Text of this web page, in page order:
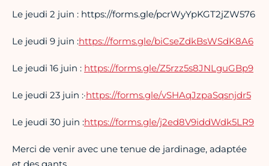
Le jeudi 2 juin : https://forms.gle/pcrWyYpKGT2jZW576
Le jeudi 9 juin :https://forms.gle/biCseZdkBsWSdK8A6
Le jeudi 16 juin : https://forms.gle/Z5rzz5s8JNLguGBp9
Le jeudi 23 juin :·https://forms.gle/vSHAqJzpaSqsnjdr5
Le jeudi 30 juin :https://forms.gle/j2ed8V9iddWdk5LR9
Merci de venir avec une tenue de jardinage, adaptée